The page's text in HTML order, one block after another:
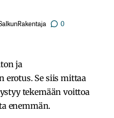
0
ja
erotus. Se siis mittaa
tekemään voittoa
enemmän.